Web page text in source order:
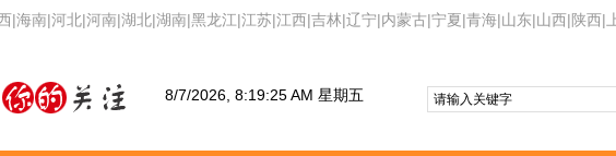
|海南|河北|河南|湖北|湖南|黑龙江|江苏|江西|吉林|辽宁|内蒙古|宁夏|青海|山东|山西|陕西|
8/7/2026, 8:19:26 AM 星期五